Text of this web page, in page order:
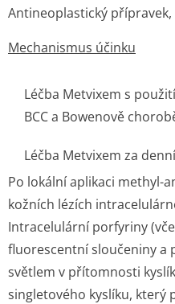
Antineoplastický přípravek,
Mechanismus účinku
Léčba Metvixem s
BCC a Bowenově
Léčba Metvixem za
Po lokální aplikaci methyl-
kožních lézích
Intracelulární porfyriny
fluorescentní sloučeniny a
světlem v přítomnosti
singletového kyslíku, který